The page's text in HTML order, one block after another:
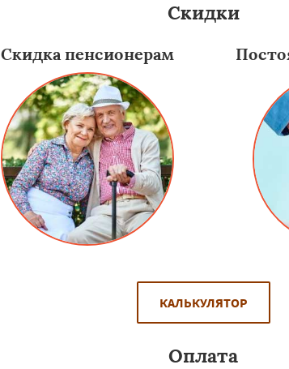
Скидки
Скидка пенсионерам
КАЛЬКУЛЯТОР
Оплата